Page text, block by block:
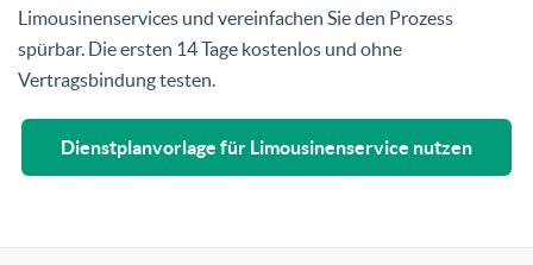
Limousinenservices und vereinfachen Sie den Prozess
spürbar. Die ersten 14 Tage kostenlos und ohne
Vertragsbindung testen.
Dienstplanvorlage für Limousinenservice nutzen